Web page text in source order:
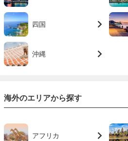
四国
沖縄
海外のエリアから探す
アフリカ